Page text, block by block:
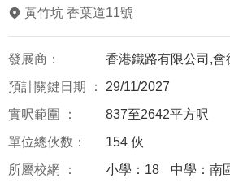
黃竹坑 香葉道11號
預計關鍵日期 ： 29/11/2027
單位總伙数： 154 伙
實呎範圍 ： 837至2642平方呎
所屬校網 ： 小學：18 中學：南
發展商： 香港鐵路有限公司,會